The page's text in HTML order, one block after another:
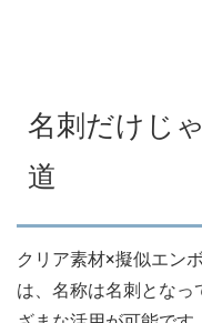
名刺だけじ
道
クリア素材×擬似エン
は、名称は名刺となっ